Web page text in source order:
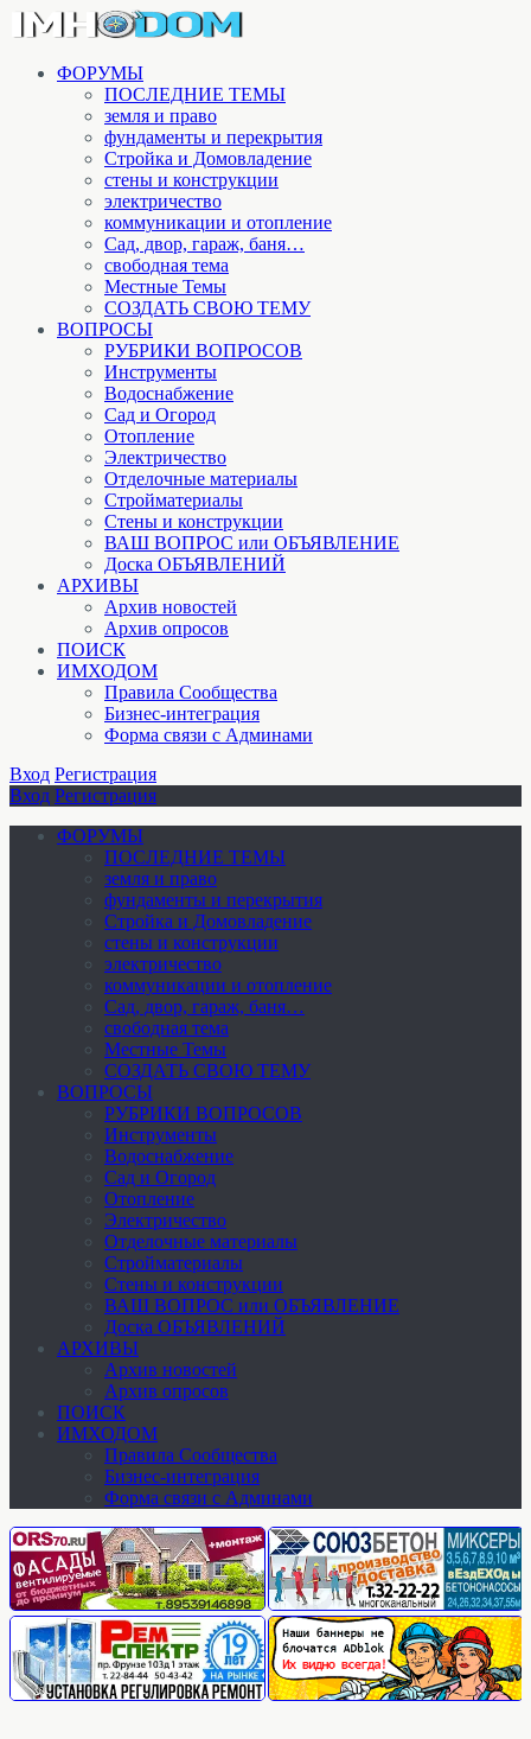
ФОРУМЫ
ПОСЛЕДНИЕ ТЕМЫ
земля и право
фундаменты и перекрытия
Стройка и Домовладение
стены и конструкции
электричество
коммуникации и отопление
Cад, двор, гараж, баня…
свободная тема
Местные Темы
СОЗДАТЬ СВОЮ ТЕМУ
ВОПРОСЫ
РУБРИКИ ВОПРОСОВ
Инструменты
Водоснабжение
Сад и Огород
Отопление
Электричество
Отделочные материалы
Стройматериалы
Стены и конструкции
ВАШ ВОПРОС или ОБЪЯВЛЕНИЕ
Доска ОБЪЯВЛЕНИЙ
АРХИВЫ
Архив новостей
Архив опросов
ПОИСК
ИМХОДОМ
Правила Сообщества
Бизнес-интеграция
Форма связи с Админами
Вход Регистрация
Вход Регистрация
ФОРУМЫ
ПОСЛЕДНИЕ ТЕМЫ
земля и право
фундаменты и перекрытия
Стройка и Домовладение
стены и конструкции
электричество
коммуникации и отопление
Cад, двор, гараж, баня…
свободная тема
Местные Темы
СОЗДАТЬ СВОЮ ТЕМУ
ВОПРОСЫ
РУБРИКИ ВОПРОСОВ
Инструменты
Водоснабжение
Сад и Огород
Отопление
Электричество
Отделочные материалы
Стройматериалы
Стены и конструкции
ВАШ ВОПРОС или ОБЪЯВЛЕНИЕ
Доска ОБЪЯВЛЕНИЙ
АРХИВЫ
Архив новостей
Архив опросов
ПОИСК
ИМХОДОМ
Правила Сообщества
Бизнес-интеграция
Форма связи с Админами